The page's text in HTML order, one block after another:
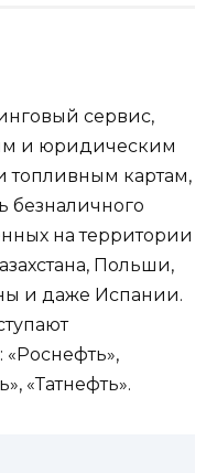
сервис,
и юридическим
топливным картам,
безналичного
на территории
Польши,
и даже Испании.
«Татнефть».